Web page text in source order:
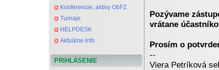
Konferencie, aktívy ObFZ
Turnaje
HELPDESK
Aktuálne info
PRIHLÁSENIE
Pozývame
vrátane
Prosím o
--
Viera Petríková